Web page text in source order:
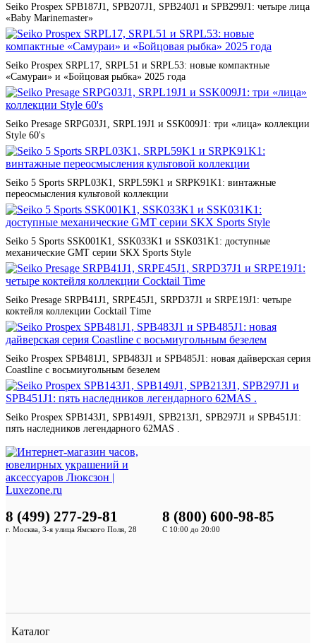
Seiko Prospex SPB187J1, SPB207J1, SPB240J1 и SPB299J1: четыре лица
«Baby Marinemaster»
Seiko Prospex SRPL17, SRPL51 и SRPL53: новые компактные
«Самураи» и «Бойцовая рыбка» 2025 года
Seiko Presage SRPG03J1, SRPL19J1 и SSK009J1: три «лица» коллекции
Style 60's
Seiko 5 Sports SRPL03K1, SRPL59K1 и SRPK91K1: винтажные
переосмысления культовой коллекции
Seiko 5 Sports SSK001K1, SSK033K1 и SSK031K1: доступные
механические GMT серии SKX Sports Style
Seiko Presage SRPB41J1, SRPE45J1, SRPD37J1 и SRPE19J1: четыре
коктейля коллекции Cocktail Time
Seiko Prospex SPB481J1, SPB483J1 и SPB485J1: новая дайверская серия
Coastline с восьмиугольным безелем
Seiko Prospex SPB143J1, SPB149J1, SPB213J1, SPB297J1 и SPB451J1:
пять наследников легендарного 62MAS .
Каталог
8 (499) 277-29-81
г. Москва, 3-я улица Ямского Поля, 28
8 (800) 600-98-85
С 10:00 до 20:00